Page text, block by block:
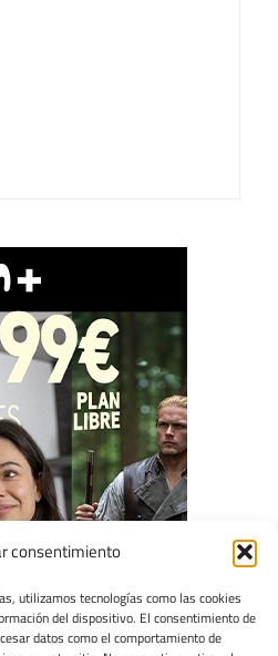
consentimiento
utilizamos tecnologías como las cookies
del dispositivo. El consentimiento de
datos como el comportamiento de